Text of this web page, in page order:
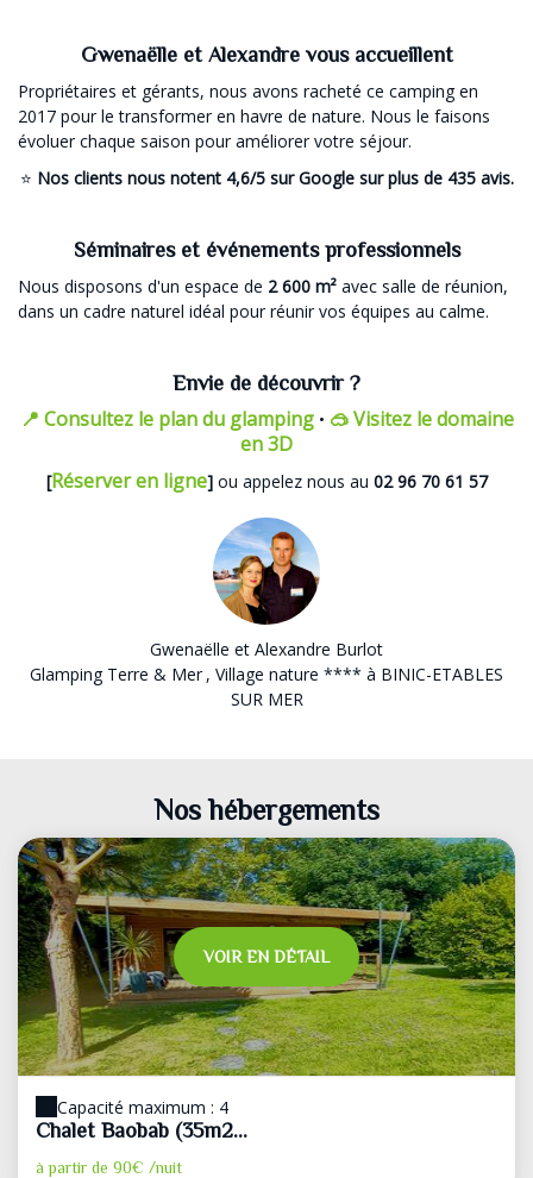
Gwenaëlle et Alexandre vous accueillent
Propriétaires et gérants, nous avons racheté ce camping en
2017 pour le transformer en havre de nature. Nous le faisons
évoluer chaque saison pour améliorer votre séjour.
⭐ Nos clients nous notent 4,6/5 sur Google sur plus de 435 avis.
Séminaires et événements professionnels
Nous disposons d'un espace de 2 600 m² avec salle de réunion,
dans un cadre naturel idéal pour réunir vos équipes au calme.
Envie de découvrir ?
📍 Consultez le plan du glamping• 🥽 Visitez le domaine
en 3D
[Réserver en ligne]ou appelez nous au 02 96 70 61 57
Gwenaëlle et Alexandre Burlot
Glamping Terre & Mer , Village nature **** à BINIC-ETABLES
SUR MER
Nos hébergements
VOIR EN DÉTAIL
Capacité maximum : 4
Chalet Baobab (35m2...
à partir de 90€ /nuit